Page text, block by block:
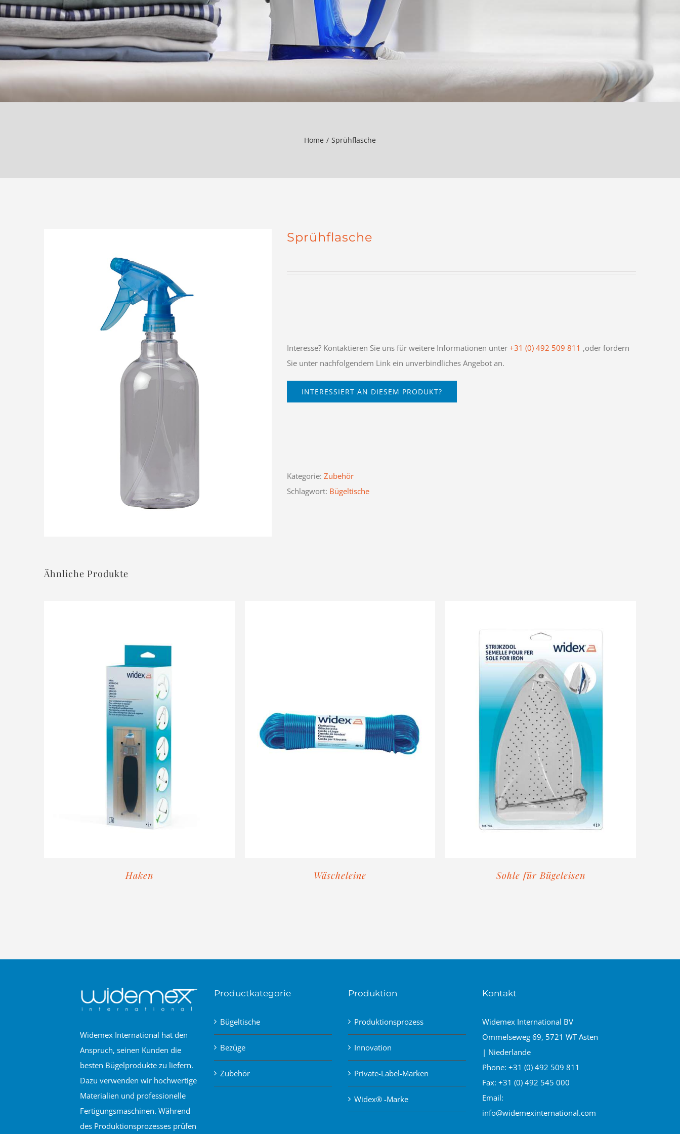
Home Sprühflasche
Sprühflasche
Interesse? Kontaktieren Sie uns für weitere Informationen unter +31 (0) 492 509 811 ,oder fordern
Sie unter nachfolgendem Link ein unverbindliches Angebot an.
INTERESSIERT AN DIESEM PRODUKT?
Kategorie: Zubehör
Schlagwort: Bügeltische
Ähnliche Produkte
Haken Wäscheleine Sohle für Bügeleisen
Widemex International hat den
Anspruch, seinen Kunden die
besten Bügelprodukte zu liefern.
Dazu verwenden wir hochwertige
Materialien und professionelle
Fertigungsmaschinen. Während
des Produktionsprozesses prüfen
Productkategorie
Bügeltische
Bezüge
Zubehör
Produktion
Produktionsprozess
Innovation
Private-Label-Marken
Widex® -Marke
Kontakt
Widemex International BV
Ommelseweg 69, 5721 WT Asten
| Niederlande
Phone: +31 (0) 492 509 811
Fax: +31 (0) 492 545 000
Email:
info@widemexinternational.com